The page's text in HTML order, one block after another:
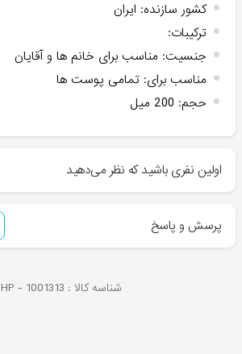
کشور سازنده: ایران
ترکیبات:
جنسیت: مناسب برای خانم ها و آقایان
مناسب برای: تمامی پوست ها
حجم: 200 میل
اولین نفری باشید که نظر می‌دهید
پرسش و پاسخ
شناسه کالا : HP - 1001313